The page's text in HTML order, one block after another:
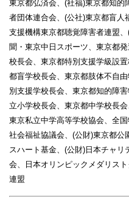
東京都弘済会、(社福)東京都知的
者団体連合会、(公社)東京都盲人
支援機構東京都聴覚障害者連盟
聞・東京中日スポーツ、東京都
校長会、東京都特別支援学級設
都盲学校長会、東京都肢体不自
別支援学校長会、東京都知的障
立小学校長会、東京都中学校長
東京私立中学高等学校協会、全
社会福祉協議会、(公財)東京都公
スハート基金、(公財)日本チャリ
会、日本オリンピックメダリス
連盟